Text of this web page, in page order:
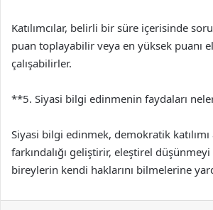
Katılımcılar, belirli bir süre içerisinde
puan toplayabilir veya en yüksek puanı
çalışabilirler.
**5. Siyasi bilgi edinmenin faydaları
Siyasi bilgi edinmek, demokratik katılımı
farkındalığı geliştirir, eleştirel
bireylerin kendi haklarını bilmelerine